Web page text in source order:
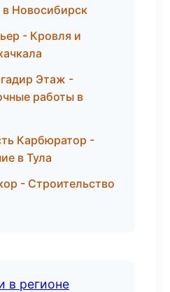
Новосибирск
- Кровля и
Этаж -
работы в
Карбюратор -
в Тула
- Строительство
в регионе